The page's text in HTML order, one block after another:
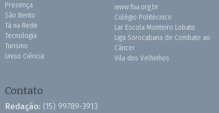
Presença
São Bento
Tá na Rede
Tecnologia
Turismo
Uniso Ciência
www.fua.org.br
Colégio Politécnico
Lar Escola Monteiro Lobato
Liga Sorocabana de Combate ao
Câncer
Vila dos Velhinhos
Contato
Redação: (15) 99789-3913